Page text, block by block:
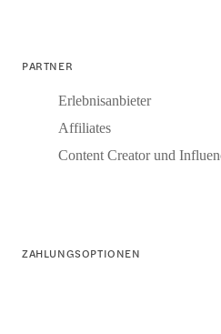
PARTNER
Erlebnisanbieter
Affiliates
Content Creator und
ZAHLUNGSOPTIONEN